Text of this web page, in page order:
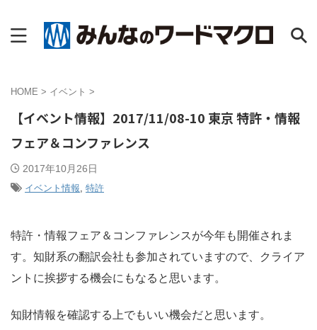
HOME > イベント >
【イベント情報】2017/11/08-10 東京 特許・情報
フェア＆コンファレンス
2017年10月26日
イベント情報, 特許
特許・情報フェア＆コンファレンスが今年も開催されま
す。知財系の翻訳会社も参加されていますので、クライア
ントに挨拶する機会にもなると思います。
知財情報を確認する上でもいい機会だと思います。